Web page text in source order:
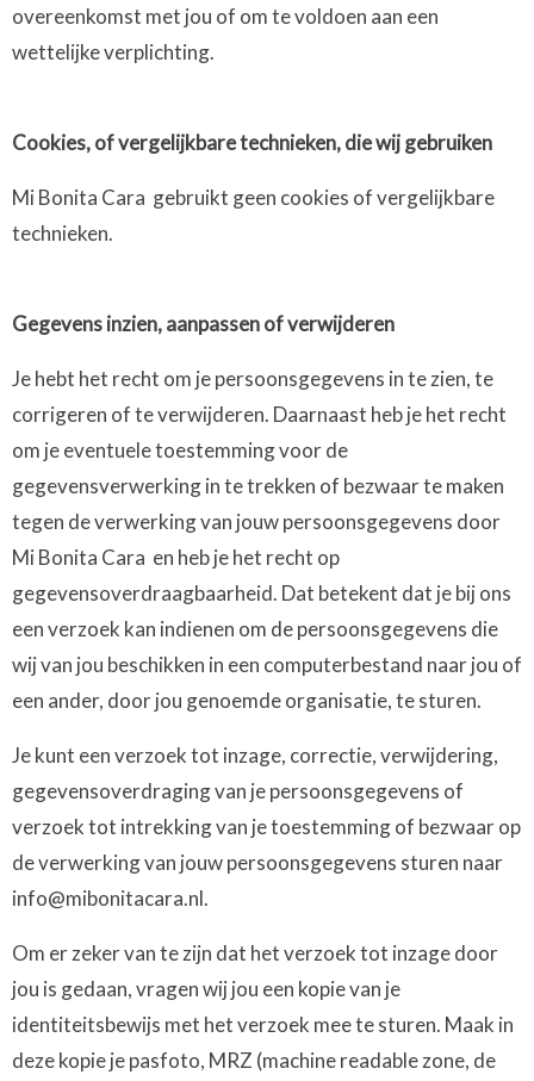
overeenkomst met jou of om te voldoen aan een
wettelijke verplichting.
Cookies, of vergelijkbare technieken, die wij gebruiken
Mi Bonita Cara gebruikt geen cookies of vergelijkbare
technieken.
Gegevens inzien, aanpassen of verwijderen
Je hebt het recht om je persoonsgegevens in te zien, te
corrigeren of te verwijderen. Daarnaast heb je het recht
om je eventuele toestemming voor de
gegevensverwerking in te trekken of bezwaar te maken
tegen de verwerking van jouw persoonsgegevens door
Mi Bonita Cara en heb je het recht op
gegevensoverdraagbaarheid. Dat betekent dat je bij ons
een verzoek kan indienen om de persoonsgegevens die
wij van jou beschikken in een computerbestand naar jou of
een ander, door jou genoemde organisatie, te sturen.
Je kunt een verzoek tot inzage, correctie, verwijdering,
gegevensoverdraging van je persoonsgegevens of
verzoek tot intrekking van je toestemming of bezwaar op
de verwerking van jouw persoonsgegevens sturen naar
info@mibonitacara.nl.
Om er zeker van te zijn dat het verzoek tot inzage door
jou is gedaan, vragen wij jou een kopie van je
identiteitsbewijs met het verzoek mee te sturen. Maak in
deze kopie je pasfoto, MRZ (machine readable zone, de